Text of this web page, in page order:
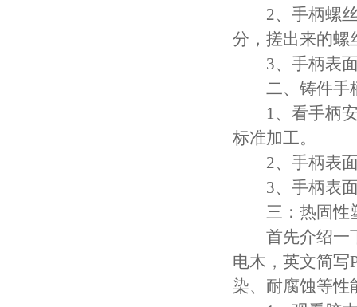
2、手柄螺丝
分，搓出来的螺
3、手柄表面
二、铸件手
1、看手柄安
标准加工。
2、手柄表面
3、手柄表面
三：热固性
首先介绍一下
电木，英文简写
染、耐腐蚀等性